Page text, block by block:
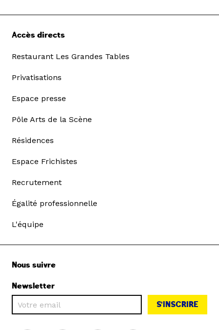
Accès directs
Restaurant Les Grandes Tables
Privatisations
Espace presse
Pôle Arts de la Scène
Résidences
Espace Frichistes
Recrutement
Égalité professionnelle
L'équipe
Nous suivre
Newsletter
S'INSCRIRE